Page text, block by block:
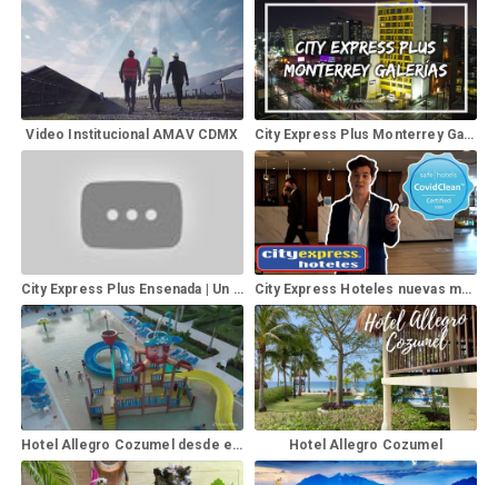
Video Institucional AMAV CDMX City Express Plus Monterrey Galerías
City Express Plus Ensenada | Un Hotel Que Te Sorprende City Express Hoteles nuevas medidas de bioseguridad habitaciones instalaciones alimentos viaja safe.
Hotel Allegro Cozumel desde el dron Hotel Allegro Cozumel